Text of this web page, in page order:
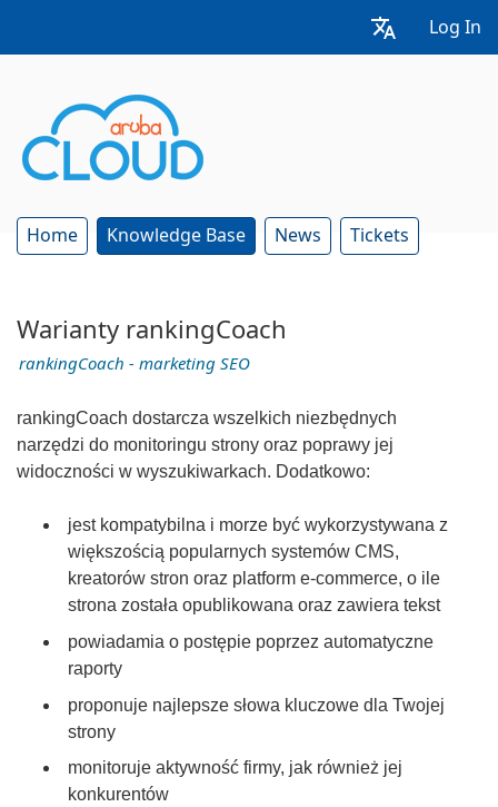
Log In
Home Knowledge Base News Tickets
Warianty rankingCoach
rankingCoach - marketing SEO
rankingCoach dostarcza wszelkich niezbędnych
narzędzi do monitoringu strony oraz poprawy jej
widoczności w wyszukiwarkach. Dodatkowo:
jest kompatybilna i morze być wykorzystywana z
większością popularnych systemów CMS,
kreatorów stron oraz platform e-commerce, o ile
strona została opublikowana oraz zawiera tekst
powiadamia o postępie poprzez automatyczne
raporty
proponuje najlepsze słowa kluczowe dla Twojej
strony
monitoruje aktywność firmy, jak również jej
konkurentów